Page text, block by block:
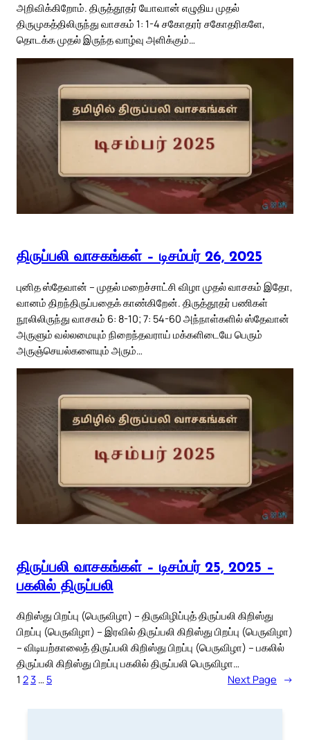
அறிவிக்கிறோம். திருத்தூதர் யோவான் எழுதிய முதல்
திருமுகத்திலிருந்து வாசகம் 1: 1-4 சகோதரர் சகோதரிகளே,
தொடக்க முதல் இருந்த வாழ்வு அளிக்கும்…
திருப்பலி வாசகங்கள் – டிசம்பர் 26, 2025
புனித ஸ்தேவான் – முதல் மறைச்சாட்சி விழா முதல் வாசகம் இதோ,
வானம் திறந்திருப்பதைக் காண்கிறேன். திருத்தூதர் பணிகள்
நூலிலிருந்து வாசகம் 6: 8-10; 7: 54-60 அந்நாள்களில் ஸ்தேவான்
அருளும் வல்லமையும் நிறைந்தவராய் மக்களிடையே பெரும்
அருஞ்செயல்களையும் அரும்…
திருப்பலி வாசகங்கள் – டிசம்பர் 25, 2025 –
பகலில் திருப்பலி
கிறிஸ்து பிறப்பு (பெருவிழா) – திருவிழிப்புத் திருப்பலி கிறிஸ்து
பிறப்பு (பெருவிழா) – இரவில் திருப்பலி கிறிஸ்து பிறப்பு (பெருவிழா)
– விடியற்காலைத் திருப்பலி கிறிஸ்து பிறப்பு (பெருவிழா) – பகலில்
திருப்பலி கிறிஸ்து பிறப்பு பகலில் திருப்பலி பெருவிழா…
1 23 … 5 Next Page →